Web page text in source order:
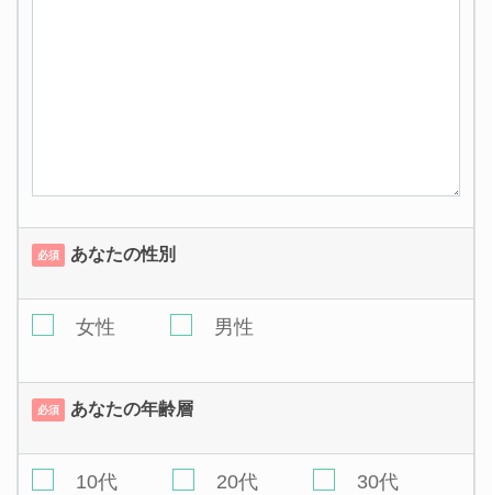
必須 あなたの性別
女性 男性
必須 あなたの年齢層
10代 20代 30代